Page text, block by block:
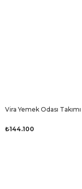
Vira Yemek Odası Takımı
₺144.100